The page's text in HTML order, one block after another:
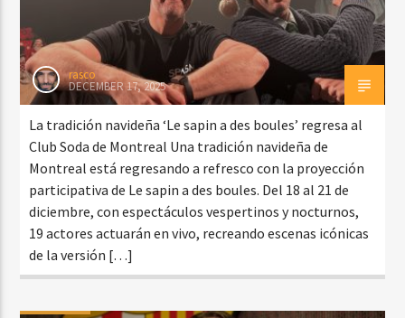
rasco
DECEMBER 17, 2025
La tradición navideña ‘Le sapin a des boules’ regresa al
Club Soda de Montreal Una tradición navideña de
Montreal está regresando a refresco con la proyección
participativa de Le sapin a des boules. Del 18 al 21 de
diciembre, con espectáculos vespertinos y nocturnos,
19 actores actuarán en vivo, recreando escenas icónicas
de la versión […]